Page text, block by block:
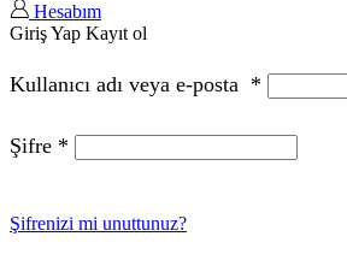
Hesabım
Giriş Yap Kayıt ol
Kullanıcı adı veya e-posta *
Şifre *
Şifrenizi mi unuttunuz?